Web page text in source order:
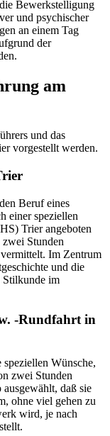
Bewerkstelligung
und psychischer
an einem Tag
der
am
und das
vorgestellt werden.
Beruf eines
einer speziellen
Trier angeboten
Stunden
Im Zentrum
und die
Stilkunde im
-Rundfahrt in
Wünsche,
zwei Stunden
daß sie
ohne viel gehen zu
wird, je nach